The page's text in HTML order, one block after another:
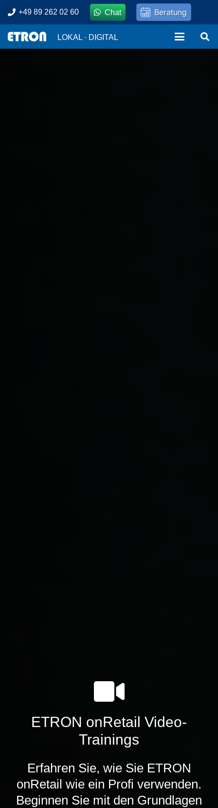
+49 89 262 02 60 Chat Beratung
LOKAL · DIGITAL
ETRON onRetail Video-
Trainings
Erfahren Sie, wie Sie ETRON
onRetail wie ein Profi verwenden.
Beginnen Sie mit den Grundlagen